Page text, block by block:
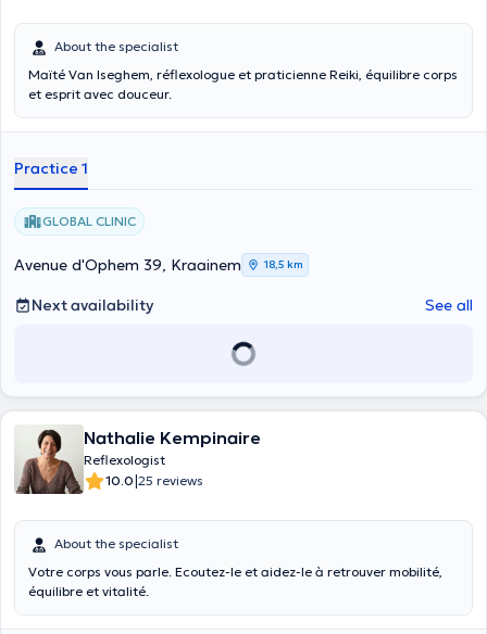
About the specialist
Maïté Van Iseghem, réflexologue et praticienne Reiki, équilibre corps
et esprit avec douceur.
Practice 1
GLOBAL CLINIC
Avenue d'Ophem 39, Kraainem 18,5 km
Next availability See all
Nathalie Kempinaire
Reflexologist
10.0|25 reviews
About the specialist
Votre corps vous parle. Ecoutez-le et aidez-le à retrouver mobilité,
équilibre et vitalité.